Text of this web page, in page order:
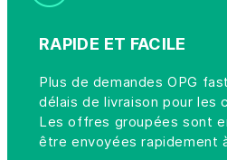
RAPIDE ET FACILE
Plus de demandes OPG
délais de livraison pour les
Les offres groupées sont
être envoyées rapidement